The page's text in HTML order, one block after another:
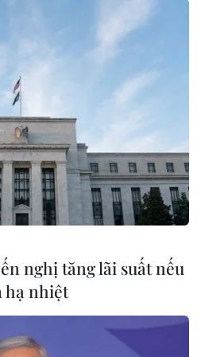
6/2024. Con số này
khi số liệu lạm phát
mức
chín
của
giá vàng
dừng đà
sau đợt
(TTXVN/Vietnam+)
nghị tăng lãi suất nếu
hạ nhiệt